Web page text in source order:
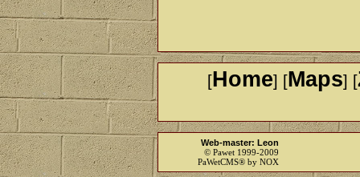
[Home] [Maps] [
Web-master: Leon
© Pawet 1999-2009
PaWetCMS® by NOX